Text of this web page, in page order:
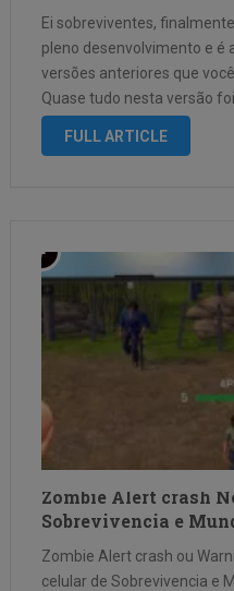
Ei sobreviventes,
pleno desenvolvimento e é
versões anteriores que
Quase tudo nesta versão
para tornar o jogo ainda
FULL ARTICLE
Zombie Alert crash
Sobrevivencia e
Zombie Alert crash ou
celular de Sobrevivencia e